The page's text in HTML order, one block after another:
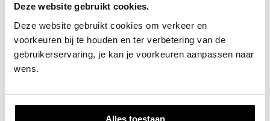
Deze website gebruikt cookies.
Deze website gebruikt cookies om verkeer en
voorkeuren bij te houden en ter verbetering van de
gebruikerservaring, je kan je voorkeuren aanpassen naar
wens.
Alles toestaan
BMW i4 M50 2022 | 72372 km
recent geveild
BMW M2 Coupé
7 49bids